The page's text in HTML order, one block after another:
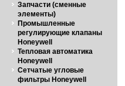
Запчасти (сменные
элементы)
Промышленные
регулирующие клапаны
Honeywell
Тепловая автоматика
Honeywell
Сетчатые угловые
фильтры Honeywell